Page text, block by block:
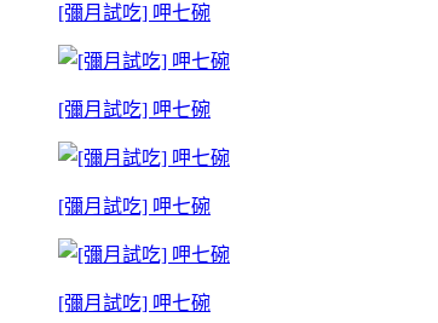
[彌月試吃] 呷七碗
[彌月試吃] 呷七碗
[彌月試吃] 呷七碗
[彌月試吃] 呷七碗